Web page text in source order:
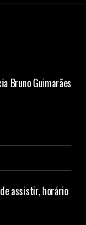
Bruno Guimarães
assistir, horário